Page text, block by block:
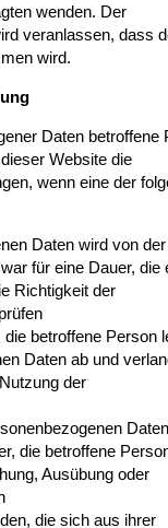
wenden. Der
veranlassen, dass
wird.
Daten betroffene
Website die
wenn eine der
Daten wird von der
für eine Dauer, die
Richtigkeit der
betroffene Person
Daten ab und
der
die betroffene
Ausübung oder
die sich aus ihrer